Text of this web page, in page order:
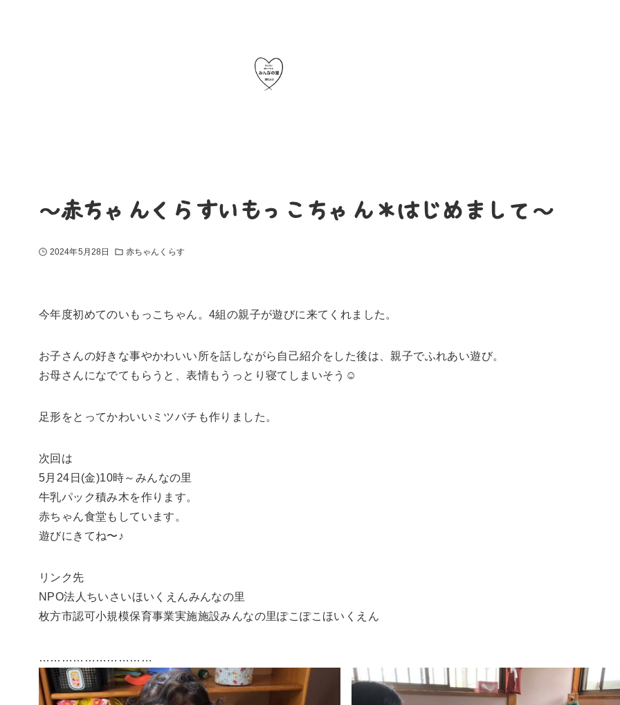
～赤ちゃんくらすいもっこちゃん＊はじめまして～
2024年5月28日 赤ちゃんくらす
今年度初めてのいもっこちゃん。4組の親子が遊びに来てくれました。
お子さんの好きな事やかわいい所を話しながら自己紹介をした後は、親子でふれあい遊び。
お母さんになでてもらうと、表情もうっとり寝てしまいそう☺️
足形をとってかわいいミツバチも作りました。
次回は
5月24日(金)10時～みんなの里
牛乳パック積み木を作ります。
赤ちゃん食堂もしています。
遊びにきてね〜♪
リンク先
NPO法人ちいさいほいくえんみんなの里
枚方市認可小規模保育事業実施施設みんなの里ぽこぽこほいくえん
…………………………